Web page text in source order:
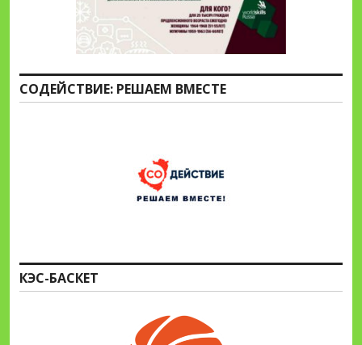
СОДЕЙСТВИЕ: РЕШАЕМ ВМЕСТЕ
КЭС-БАСКЕТ